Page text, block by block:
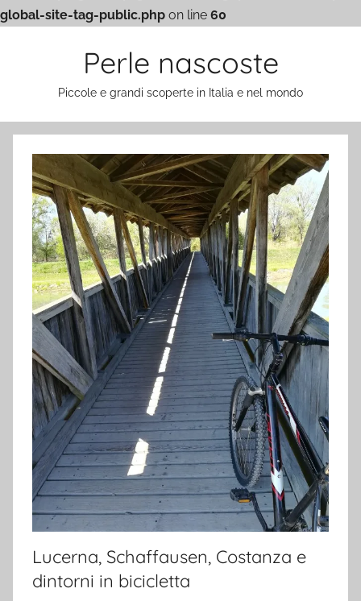
global-site-tag-public.php on line 60
Perle nascoste
Piccole e grandi scoperte in Italia e nel mondo
Lucerna, Schaffausen, Costanza e
dintorni in bicicletta